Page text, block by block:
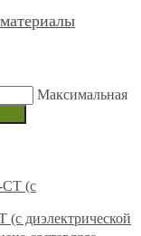
Максимальная
диэлектрической